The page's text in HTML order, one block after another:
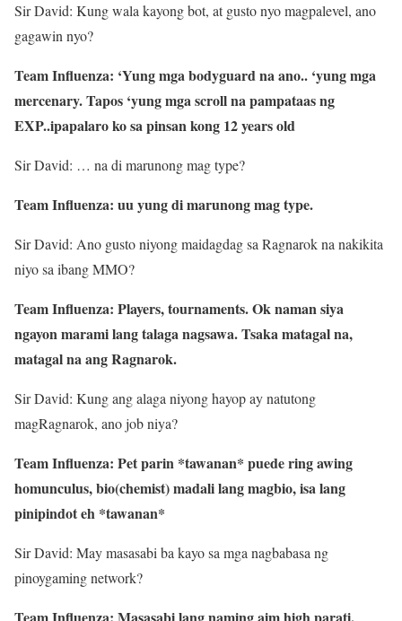
Sir David: Kung wala kayong bot, at gusto nyo magpalevel, ano
gagawin nyo?
Team Influenza: ‘Yung mga bodyguard na ano.. ‘yung mga
mercenary. Tapos ‘yung mga scroll na pampataas ng
EXP..ipapalaro ko sa pinsan kong 12 years old
Sir David: … na di marunong mag type?
Team Influenza: uu yung di marunong mag type.
Sir David: Ano gusto niyong maidagdag sa Ragnarok na nakikita
niyo sa ibang MMO?
Team Influenza: Players, tournaments. Ok naman siya
ngayon marami lang talaga nagsawa. Tsaka matagal na,
matagal na ang Ragnarok.
Sir David: Kung ang alaga niyong hayop ay natutong
magRagnarok, ano job niya?
Team Influenza: Pet parin *tawanan* puede ring awing
homunculus, bio(chemist) madali lang magbio, isa lang
pinipindot eh *tawanan*
Sir David: May masasabi ba kayo sa mga nagbabasa ng
pinoygaming network?